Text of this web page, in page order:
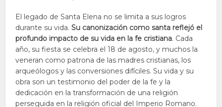
El legado de Santa Elena no se limita a sus logros
durante su vida.Su canonización como santa reflejó el
profundo impacto de su vida en la fe cristiana. Cada
año, su fiesta se celebra el 18 de agosto, y muchos la
veneran como patrona de las madres cristianas, los
arqueólogos y las conversiones difíciles. Su vida y su
obra son un testimonio del poder de la fe y la
dedicación en la transformación de una religión
perseguida en la religión oficial del Imperio Romano.